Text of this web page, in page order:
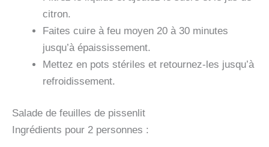
citron.
Faites cuire à feu moyen 20 à 30 minutes
jusqu’à épaississement.
Mettez en pots stériles et retournez-les jusqu’à
refroidissement.
Salade de feuilles de pissenlit
Ingrédients pour 2 personnes :